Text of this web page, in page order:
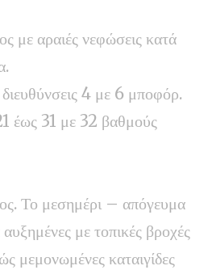
με αραιές νεφώσεις κατά
4 με 6 μποφόρ.
έως 31 με 32 βαθμούς
Το μεσημέρι – απόγευμα
με τοπικές βροχές
μεμονωμένες καταιγίδες